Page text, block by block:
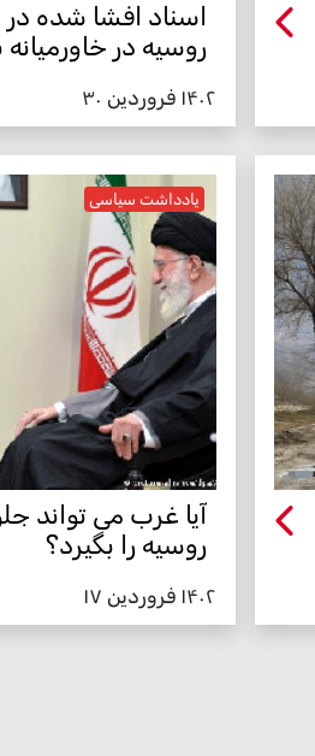
اسناد افشا شده در
روسیه در
۱۴۰۲ فروردین ۳۰
یادداشت سیاسی
آیا غرب می تواند
روسیه را بگیرد؟
۱۴۰۲ فروردین ۱۷